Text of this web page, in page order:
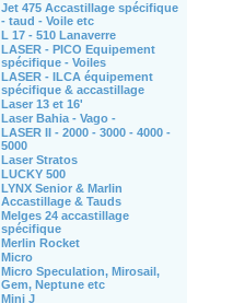
Jet 475 Accastillage spécifique
- taud - Voile etc
L 17 - 510 Lanaverre
LASER - PICO Equipement
spécifique - Voiles
LASER - ILCA équipement
spécifique & accastillage
Laser 13 et 16'
Laser Bahia - Vago -
LASER II - 2000 - 3000 - 4000 -
5000
Laser Stratos
LUCKY 500
LYNX Senior & Marlin
Accastillage & Tauds
Melges 24 accastillage
spécifique
Merlin Rocket
Micro
Micro Speculation, Mirosail,
Gem, Neptune etc
Mini J